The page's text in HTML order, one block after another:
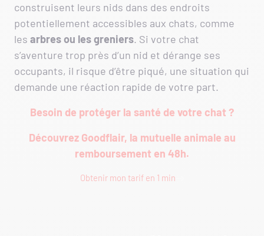
construisent leurs nids dans des endroits
potentiellement accessibles aux chats, comme
les arbres ou les greniers. Si votre chat
s’aventure trop près d’un nid et dérange ses
occupants, il risque d’être piqué, une situation qui
demande une réaction rapide de votre part.
Besoin de protéger la santé de votre chat ?
Découvrez Goodflair, la mutuelle animale au
remboursement en 48h.
Obtenir mon tarif en 1 min